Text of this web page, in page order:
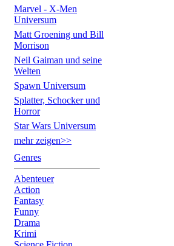
Marvel - X-Men
Universum
Matt Groening und Bill
Morrison
Neil Gaiman und seine
Welten
Spawn Universum
Splatter, Schocker und
Horror
Star Wars Universum
mehr zeigen>>
Genres
Abenteuer
Action
Fantasy
Funny
Drama
Krimi